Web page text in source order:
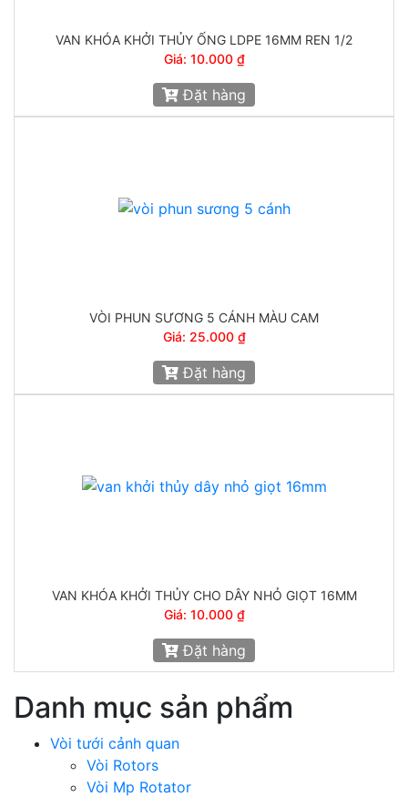
VAN KHÓA KHỞI THỦY ỐNG LDPE 16MM REN 1/2
Giá: 10.000 ₫
Đặt hàng
VÒI PHUN SƯƠNG 5 CÁNH MÀU CAM
Giá: 25.000 ₫
Đặt hàng
VAN KHÓA KHỞI THỦY CHO DÂY NHỎ GIỌT 16MM
Giá: 10.000 ₫
Đặt hàng
Danh mục sản phẩm
Vòi tưới cảnh quan
Vòi Rotors
Vòi Mp Rotator